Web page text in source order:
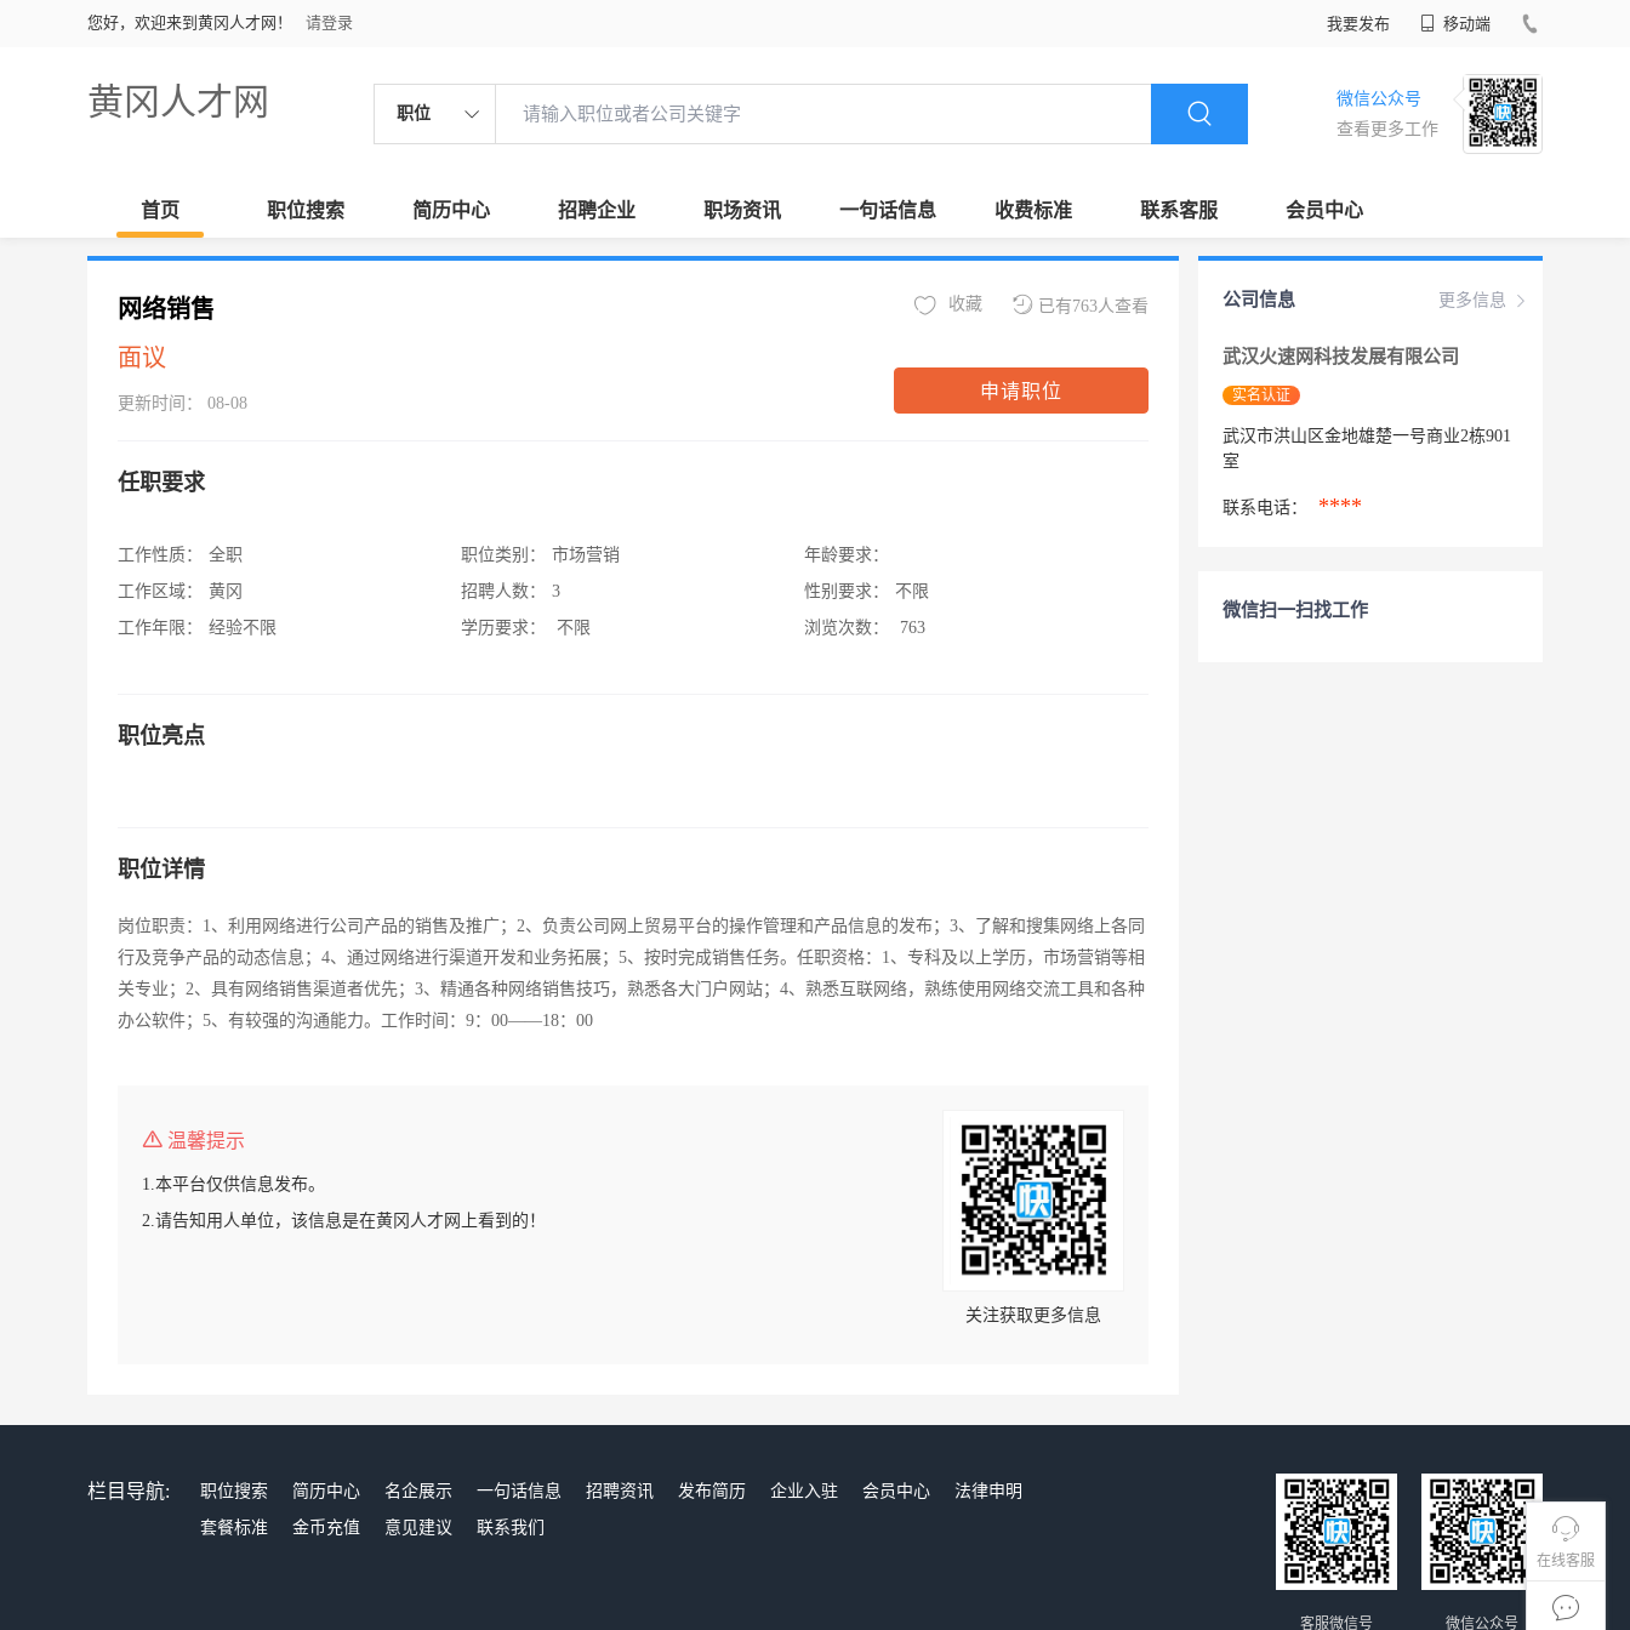
您好，欢迎来到黄冈人才网！ 请登录 我要发布 移动端
黄冈人才网 职位
微信公众号
查看更多工作
首页 职位搜索 简历中心 招聘企业 职场资讯 一句话信息 收费标准 联系客服 会员中心
在线客服
网络销售
面议
更新时间： 08-08
已有763人查看
收藏
申请职位
任职要求
工作性质：
全职
工作区域：
黄冈
工作年限：
经验不限
职位类别：
市场营销
招聘人数：
3
学历要求：
不限
年龄要求：
性别要求：
不限
浏览次数：
763
职位亮点
职位详情
岗位职责：1、利用网络进行公司产品的销售及推广；2、负责公司网上贸易平台的操作管理和产品信息的发布；3、了解和搜集网络上各同
行及竞争产品的动态信息；4、通过网络进行渠道开发和业务拓展；5、按时完成销售任务。任职资格：1、专科及以上学历，市场营销等相
关专业；2、具有网络销售渠道者优先；3、精通各种网络销售技巧，熟悉各大门户网站；4、熟悉互联网络，熟练使用网络交流工具和各种
办公软件；5、有较强的沟通能力。工作时间：9：00——18：00
温馨提示
1.本平台仅供信息发布。
2.请告知用人单位，该信息是在黄冈人才网上看到的！
关注获取更多信息
更多信息
公司信息
武汉火速网科技发展有限公司
实名认证
武汉市洪山区金地雄楚一号商业2栋901
室
联系电话： ****
微信扫一扫找工作
栏目导航: 职位搜索 简历中心 名企展示 一句话信息 招聘资讯 发布简历 企业入驻 会员中心
法律申明
套餐标准
金币充值 意见建议 联系我们
微信公众号
客服微信号